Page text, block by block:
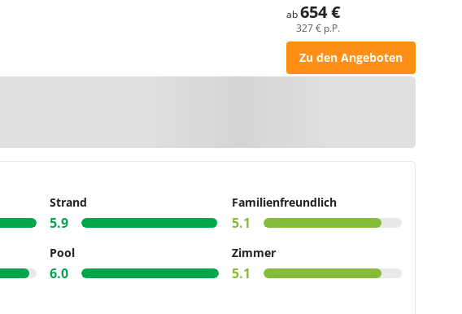
ab654 €
327 € p.P.
Zu den Angeboten
Strand
5.9
Familienfreundlich
5.1
Pool
6.0
Zimmer
5.1